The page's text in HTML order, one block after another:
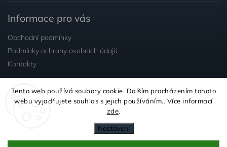
Tento web používá soubory cookie. Dalším procházením tohoto
webu vyjadřujete souhlas s jejich používáním.. Více informací
zde.
Nastavení
Informace pro vás
Obchodní podmínky
Podmínky ochrany osobních údajů
Kontakty
Sledujte nás